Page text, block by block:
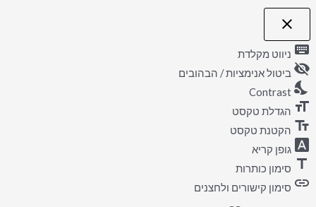
close
פתיחה
של
הנגישות
keyboard ניווט מקלדת
visibility_off ביטול אנימציות / הבהובים
nights_stay
Contrast
format_size הגדלת טקסט
text_fields הקטנת טקסט
font_download גופן קריא
title סימון כותרות
link סימון קישורים ולחצנים